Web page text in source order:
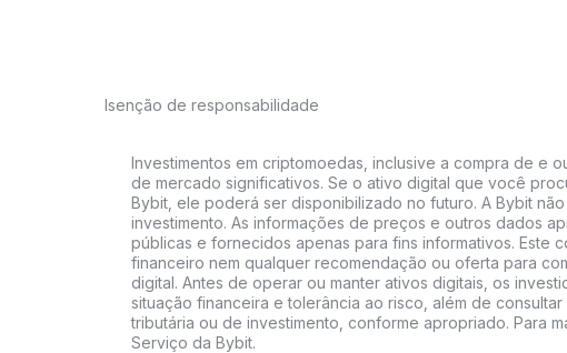
Isenção de responsabilidade
Investimentos em criptomoedas, inclusive a compra de e
de mercado significativos. Se o ativo digital que você
Bybit, ele poderá ser disponibilizado no futuro. A Bybit
investimento. As informações de preços e outros dados
públicas e fornecidos apenas para fins informativos. Este
financeiro nem qualquer recomendação ou oferta para
digital. Antes de operar ou manter ativos digitais, os
situação financeira e tolerância ao risco, além de
tributária ou de investimento, conforme apropriado. Para
Serviço da Bybit.